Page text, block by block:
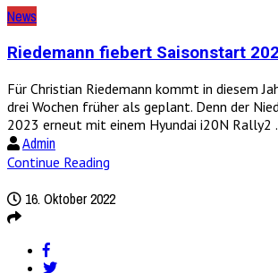
News
Riedemann fiebert Saisonstart
Für Christian Riedemann kommt in diesem
drei Wochen früher als geplant. Denn der
2023 erneut mit einem Hyundai i20N Rally2
Admin
Continue Reading
16. Oktober 2022